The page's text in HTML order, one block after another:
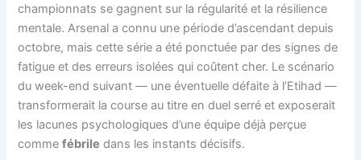
championnats se gagnent sur la régularité et la résilience
mentale. Arsenal a connu une période d’ascendant depuis
octobre, mais cette série a été ponctuée par des signes de
fatigue et des erreurs isolées qui coûtent cher. Le scénario
du week-end suivant — une éventuelle défaite à l’Etihad —
transformerait la course au titre en duel serré et exposerait
les lacunes psychologiques d’une équipe déjà perçue
commefébrile dans les instants décisifs.